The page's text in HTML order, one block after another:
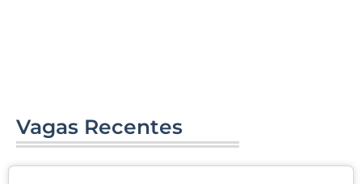
Vagas Recentes